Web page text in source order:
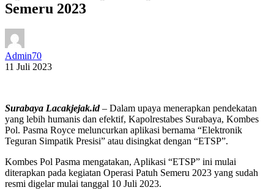
Semeru 2023
Admin70
11 Juli 2023
Surabaya Lacakjejak.id– Dalam upaya menerapkan pendekatan
yang lebih humanis dan efektif, Kapolrestabes Surabaya, Kombes
Pol. Pasma Royce meluncurkan aplikasi bernama “Elektronik
Teguran Simpatik Presisi” atau disingkat dengan “ETSP”.
Kombes Pol Pasma mengatakan, Aplikasi “ETSP” ini mulai
diterapkan pada kegiatan Operasi Patuh Semeru 2023 yang sudah
resmi digelar mulai tanggal 10 Juli 2023.